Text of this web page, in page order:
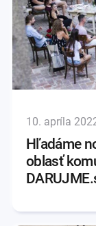
10. apríla
Hľadáme
oblasť